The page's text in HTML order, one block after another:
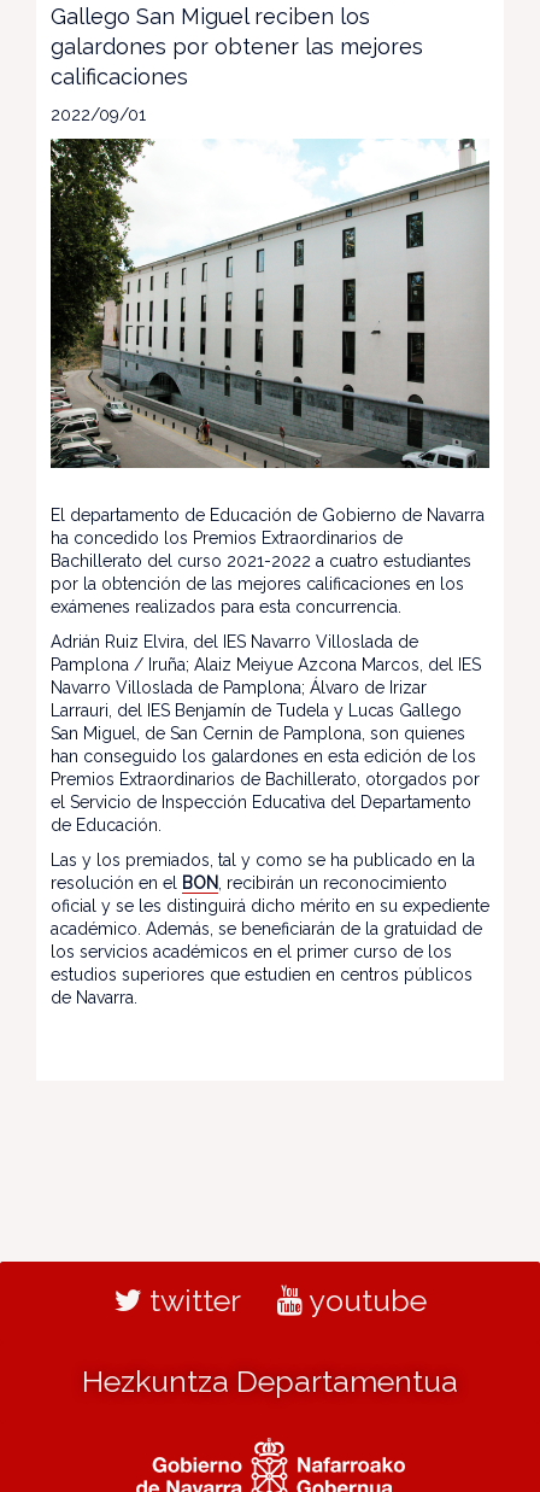
Gallego San Miguel reciben los
galardones por obtener las mejores
calificaciones
2022/09/01
El departamento de Educación de Gobierno de Navarra
ha concedido los Premios Extraordinarios de
Bachillerato del curso 2021-2022 a cuatro estudiantes
por la obtención de las mejores calificaciones en los
exámenes realizados para esta concurrencia.
Adrián Ruiz Elvira, del IES Navarro Villoslada de
Pamplona / Iruña; Alaiz Meiyue Azcona Marcos, del IES
Navarro Villoslada de Pamplona; Álvaro de Irizar
Larrauri, del IES Benjamín de Tudela y Lucas Gallego
San Miguel, de San Cernin de Pamplona, son quienes
han conseguido los galardones en esta edición de los
Premios Extraordinarios de Bachillerato, otorgados por
el Servicio de Inspección Educativa del Departamento
de Educación.
Las y los premiados, tal y como se ha publicado en la
resolución en el
BON
, recibirán un reconocimiento
oficial y se les distinguirá dicho mérito en su expediente
académico. Además, se beneficiarán de la gratuidad de
los servicios académicos en el primer curso de los
estudios superiores que estudien en centros públicos
de Navarra.
twitter youtube
Hezkuntza Departamentua